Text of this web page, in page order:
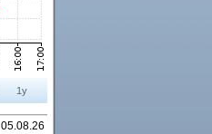
1y
05.08.26